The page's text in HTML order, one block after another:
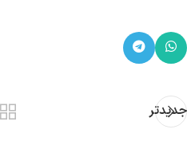
جدیدتر